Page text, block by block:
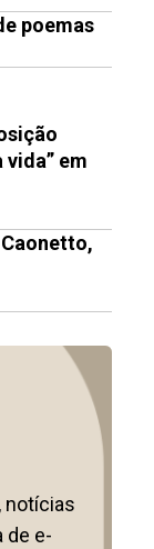
poemas
em
notícias
de e-